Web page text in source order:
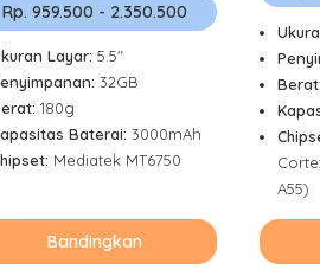
Rp. 959.500 - 2.350.500
Layar: 5.5"
32GB
180g
Baterai: 3000mAh
Mediatek MT6750
Bandingkan
Berat:
A55)